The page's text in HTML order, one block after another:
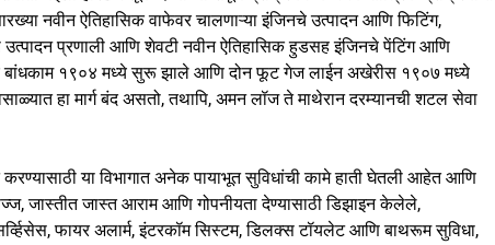
नवीन ऐतिहासिक वाफेवर चालणाऱ्या इंजिनचे उत्पादन आणि फिटिंग,
प्रणाली आणि शेवटी नवीन ऐतिहासिक हुडसह इंजिनचे पेंटिंग आणि
१९०४ मध्ये सुरू झाले आणि दोन फूट गेज लाईन अखेरीस १९०७ मध्ये
हा मार्ग बंद असतो, तथापि, अमन लॉज ते माथेरान दरम्यानची शटल सेवा
या विभागात अनेक पायाभूत सुविधांची कामे हाती घेतली आहेत आणि
जास्तीत जास्त आराम आणि गोपनीयता देण्यासाठी डिझाइन केलेले,
फायर अलार्म, इंटरकॉम सिस्टम, डिलक्स टॉयलेट आणि बाथरूम सुविधा,